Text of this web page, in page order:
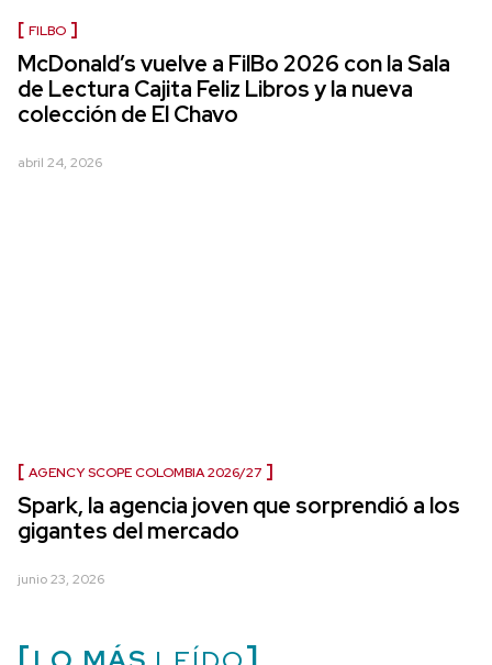
FILBO
McDonald’s vuelve a FilBo 2026 con la Sala
de Lectura Cajita Feliz Libros y la nueva
colección de El Chavo
abril 24, 2026
AGENCY SCOPE COLOMBIA 2026/27
Spark, la agencia joven que sorprendió a los
gigantes del mercado
junio 23, 2026